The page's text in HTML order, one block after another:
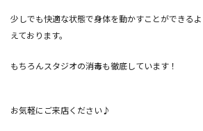
少しでも快適な状態で身体を動かすことができる
えております。
もちろんスタジオの消毒も徹底しています！
お気軽にご来店ください♪